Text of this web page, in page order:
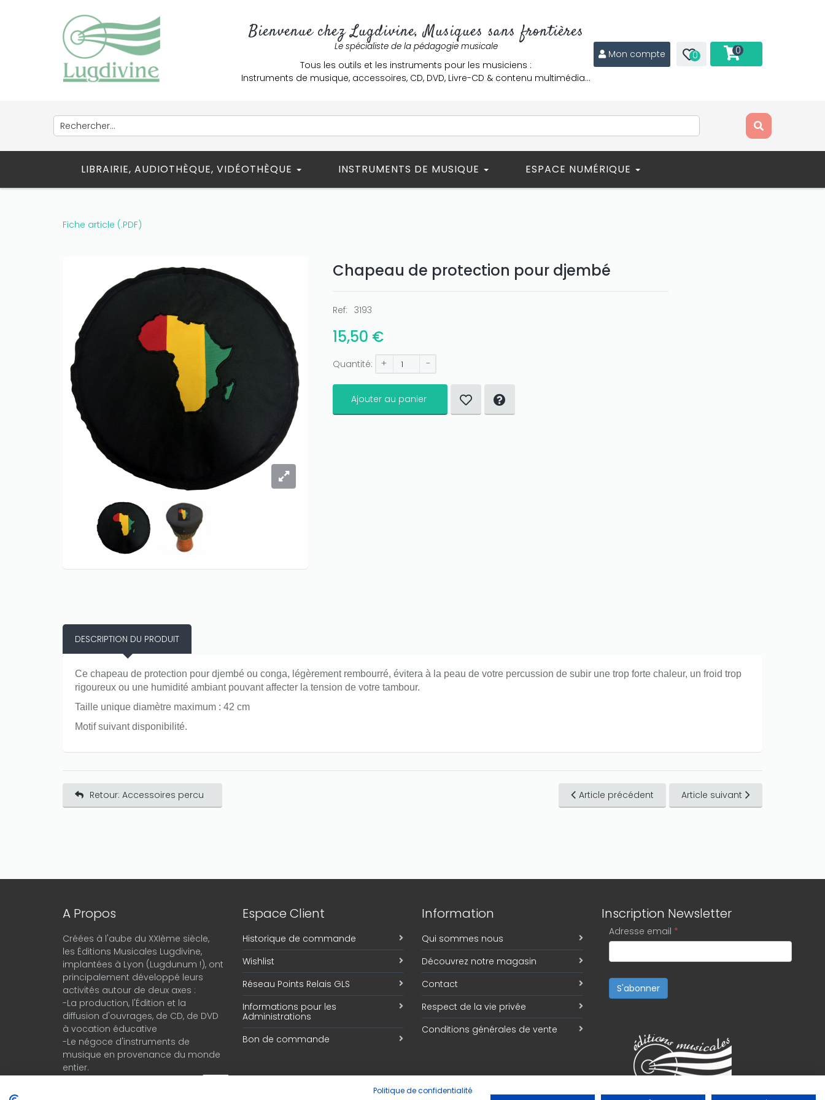
Bienvenue chez Lugdivine, Musiques sans frontières
Le spécialiste de la pédagogie musicale
Tous les outils et les instruments pour les musiciens :
Instruments de musique, accessoires, CD, DVD, Livre-CD & contenu multimédia…
Mon compte 0 0
LIBRAIRIE, AUDIOTHÈQUE, VIDÉOTHÈQUE INSTRUMENTS DE MUSIQUE ESPACE NUMÉRIQUE
Fiche article (.PDF)
Chapeau de protection pour djembé
Ref: 3193
15,50 €
Quantité: + -
Ajouter au panier
DESCRIPTION DU PRODUIT
Ce chapeau de protection pour djembé ou conga, légèrement rembourré, évitera à la peau de votre percussion de subir une trop forte chaleur, un froid trop
rigoureux ou une humidité ambiant pouvant affecter la tension de votre tambour.
Taille unique diamètre maximum : 42 cm
Motif suivant disponibilité.
Retour: Accessoires percu Article précédent Article suivant
A Propos
Créées à l'aube du XXIème siècle,
les Éditions Musicales Lugdivine,
implantées à Lyon (Lugdunum !), ont
principalement développé leurs
activités autour de deux axes :
-La production, l'Édition et la
diffusion d'ouvrages, de CD, de DVD
à vocation éducative
-Le négoce d'instruments de
musique en provenance du monde
entier.
Only play at Joo casino if you really
want to win a huge amount on your
credits!
Espace Client
Historique de commande
Wishlist
Réseau Points Relais GLS
Informations pour les
Administrations
Bon de commande
Information
Qui sommes nous
Découvrez notre magasin
Contact
Respect de la vie privée
Conditions générales de vente
Inscription Newsletter
Adresse email *
S'abonner
Politique de confidentialité